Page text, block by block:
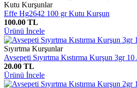
Kutu Kurşunlar
Effe Hg2642 100 gr Kutu Kurşun
100.00 TL
Ürünü İncele
Sıyırtma Kurşunlar
Avsepeti Sıyırtma Kıstırma Kurşun 3gr
20.00 TL
Ürünü İncele